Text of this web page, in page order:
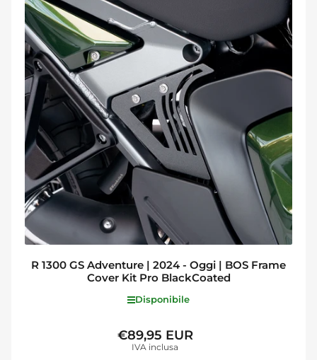
R 1300 GS Adventure | 2024 - Oggi | BOS Frame
Cover Kit Pro BlackCoated
Disponibile
Prezzo
standard
€89,95 EUR
IVA inclusa